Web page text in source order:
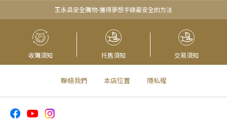
王永昌安全購物-獲得夢想手錶最安全的方法
收購須知 托售須知 交易須知
聯絡我們 本店位置 隱私權